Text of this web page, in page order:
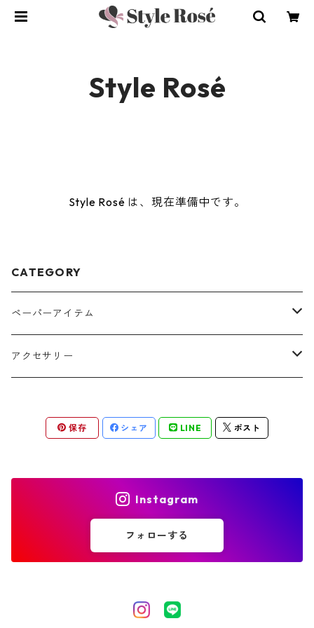
Style Rosé
Style Rosé は、現在準備中です。
CATEGORY
ペーパーアイテム
THANK YOUシール
結婚証明書
アクセサリー
イヤリング
保存 シェア LINE ポスト
Instagram
フォローする